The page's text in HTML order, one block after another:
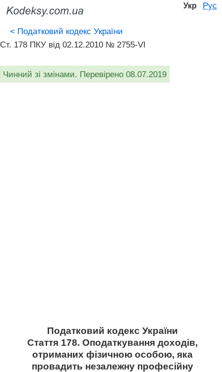
Укр Рус
< Податковий кодекс України
Ст. 178 ПКУ від 02.12.2010 № 2755-VI
Чинний зі змінами. Перевірено 08.07.2019
Податковий кодекс України
Стаття 178. Оподаткування доходів,
отриманих фізичною особою, яка
провадить незалежну професійну